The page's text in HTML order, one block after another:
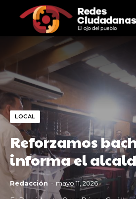
LOCAL
Reforzamos
informa el
Redacción - mayo 11, 2026